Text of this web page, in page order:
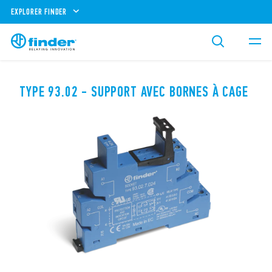
EXPLORER FINDER
TYPE 93.02 - SUPPORT AVEC BORNES À CAGE